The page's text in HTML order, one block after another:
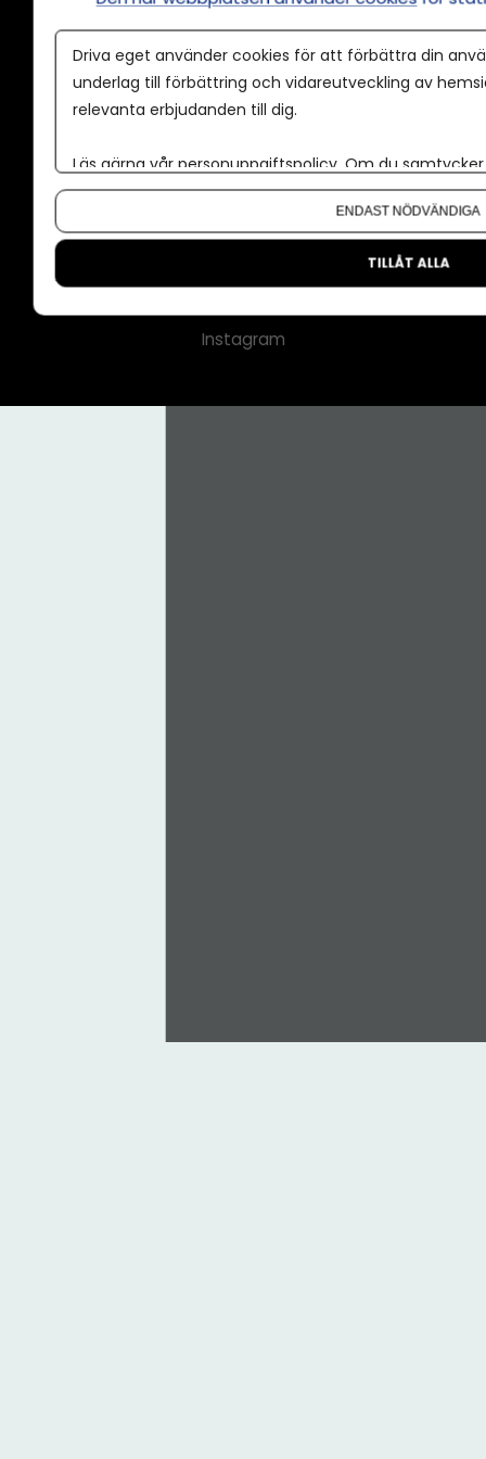
Annonspolicy
Tillgänglighet
Kontakt
Nyhetsbrev
CMS för medier
Instagram
Driva eget använder cookies för att förbättra din
underlag till förbättring och vidareutveckling av
relevanta erbjudanden till dig.
Läs gärna vår personuppgiftspolicy. Om du
Om du vill ändra ditt val i efterhand hittar du den
ENDAST NÖDVÄNDIGA
TILLÅT ALLA